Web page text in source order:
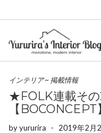
インテリア~ 掲載情報
★FOLK連載そ
【BOCONCEPT】
byyururira - 2019年2月